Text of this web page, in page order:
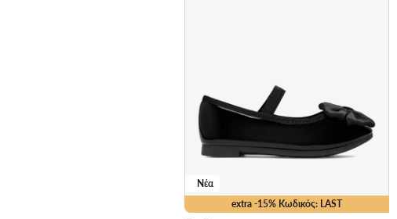
extra -15% Κωδικός: LAST
Νέα